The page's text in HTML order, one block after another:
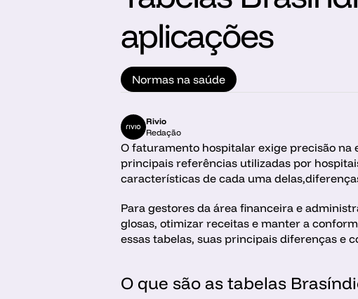
aplicações
Normas na saúde
Rivio
Redação
O faturamento hospitalar exige precisão na
principais referências utilizadas por
características de cada uma
Para gestores da área financeira e
glosas, otimizar receitas e manter a
essas tabelas, suas principais diferenças e
O que são as tabelas